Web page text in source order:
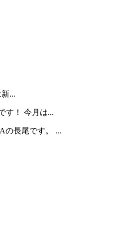
...
す！ 今月は...
の長尾です。 ...